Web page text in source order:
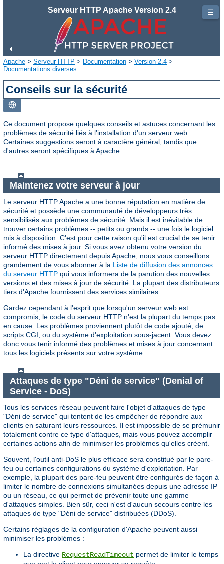
Serveur HTTP Apache Version 2.4
Apache > Serveur HTTP > Documentation > Version 2.4 >
Documentations diverses
Conseils sur la sécurité
Ce document propose quelques conseils et astuces concernant les
problèmes de sécurité liés à l'installation d'un serveur web.
Certaines suggestions seront à caractère général, tandis que
d'autres seront spécifiques à Apache.
Maintenez votre serveur à jour
Le serveur HTTP Apache a une bonne réputation en matière de
sécurité et possède une communauté de développeurs très
sensibilisés aux problèmes de sécurité. Mais il est inévitable de
trouver certains problèmes -- petits ou grands -- une fois le logiciel
mis à disposition. C'est pour cette raison qu'il est crucial de se tenir
informé des mises à jour. Si vous avez obtenu votre version du
serveur HTTP directement depuis Apache, nous vous conseillons
grandement de vous abonner à la Liste de diffusion des annonces
du serveur HTTP qui vous informera de la parution des nouvelles
versions et des mises à jour de sécurité. La plupart des distributeurs
tiers d'Apache fournissent des services similaires.
Gardez cependant à l'esprit que lorsqu'un serveur web est
compromis, le code du serveur HTTP n'est la plupart du temps pas
en cause. Les problèmes proviennent plutôt de code ajouté, de
scripts CGI, ou du système d'exploitation sous-jacent. Vous devez
donc vous tenir informé des problèmes et mises à jour concernant
tous les logiciels présents sur votre système.
Attaques de type "Déni de service" (Denial of
Service - DoS)
Tous les services réseau peuvent faire l'objet d'attaques de type
"Déni de service" qui tentent de les empêcher de répondre aux
clients en saturant leurs ressources. Il est impossible de se prémunir
totalement contre ce type d'attaques, mais vous pouvez accomplir
certaines actions afin de minimiser les problèmes qu'elles créent.
Souvent, l'outil anti-DoS le plus efficace sera constitué par le pare-
feu ou certaines configurations du système d'exploitation. Par
exemple, la plupart des pare-feu peuvent être configurés de façon à
limiter le nombre de connexions simultanées depuis une adresse IP
ou un réseau, ce qui permet de prévenir toute une gamme
d'attaques simples. Bien sûr, ceci n'est d'aucun secours contre les
attaques de type "Déni de service" distribuées (DDoS).
Certains réglages de la configuration d'Apache peuvent aussi
minimiser les problèmes :
La directive RequestReadTimeout permet de limiter le temps
☰